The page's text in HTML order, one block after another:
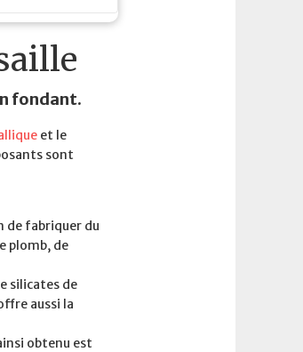
fondant.
et le
sont
de fabriquer du
plomb, de
silicates de
aussi la
obtenu est